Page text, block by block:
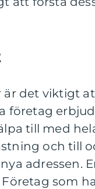
det viktigt
företag
till med
och till
adressen.
som